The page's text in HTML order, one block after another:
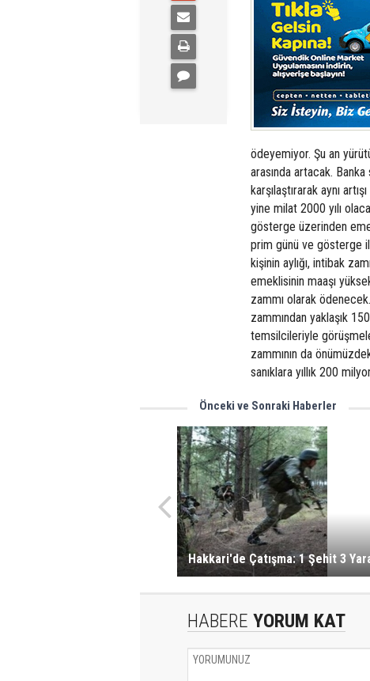
ödeyemiyor. Şu an
arasında artacak. Banka
karşılaştırarak aynı
yine milat 2000 yılı
gösterge üzerinden
prim günü ve gösterge
kişinin aylığı, intibak
emeklisinin maaşı
zammı olarak
zammından yaklaşık
temsilcileriyle
zammının da
sanıklara yıllık 200
Önceki ve Sonraki Haberler
Hakkari'de Çatışma: 1 Şehit 3
HABERE YORUM KAT